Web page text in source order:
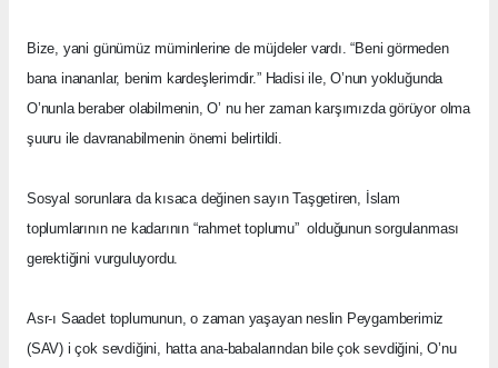
Bize, yani günümüz müminlerine de müjdeler vardı. “Beni görmeden
bana inananlar, benim kardeşlerimdir.” Hadisi ile, O’nun yokluğunda
O’nunla beraber olabilmenin, O’ nu her zaman karşımızda görüyor olma
şuuru ile davranabilmenin önemi belirtildi.
Sosyal sorunlara da kısaca değinen sayın Taşgetiren, İslam
toplumlarının ne kadarının “rahmet toplumu” olduğunun sorgulanması
gerektiğini vurguluyordu.
Asr-ı Saadet toplumunun, o zaman yaşayan neslin Peygamberimiz
(SAV) i çok sevdiğini, hatta ana-babalarından bile çok sevdiğini, O’nu